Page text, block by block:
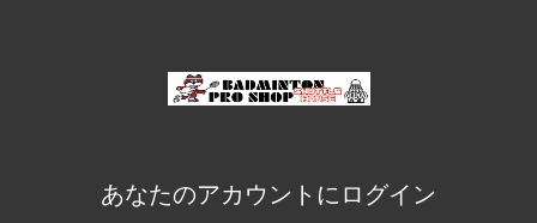
あなたのアカウントにログイン